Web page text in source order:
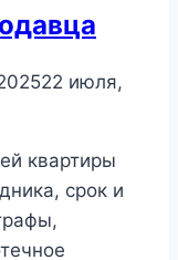
22 июля,
квартиры
срок и